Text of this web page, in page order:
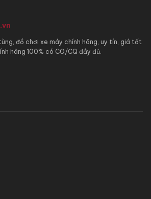
.vn
đồ chơi xe máy chính hãng, uy tín, giá tốt
hãng 100% có CO/CQ đầy đủ.